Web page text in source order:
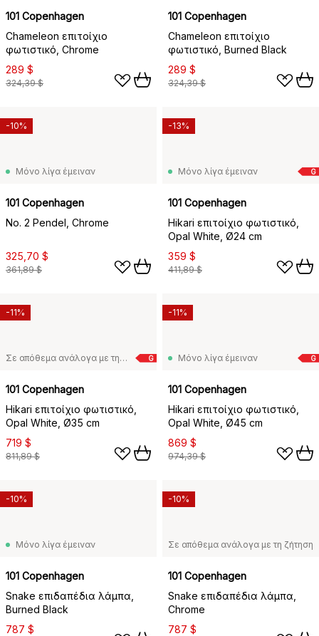
101 Copenhagen
Chameleon επιτοίχιο
φωτιστικό, Chrome
289 $
324,39 $
101 Copenhagen
Chameleon επιτοίχιο
φωτιστικό, Burned Black
289 $
324,39 $
Μόνο λίγα έμειναν
101 Copenhagen
No. 2 Pendel, Chrome
325,70 $
361,89 $
-10%
G
Μόνο λίγα έμειναν
101 Copenhagen
Hikari επιτοίχιο φωτιστικό,
Opal White, Ø24 cm
359 $
411,89 $
-13%
G
Σε απόθεμα ανάλογα με τη ζήτηση
101 Copenhagen
Hikari επιτοίχιο φωτιστικό,
Opal White, Ø35 cm
719 $
811,89 $
-11%
G
Μόνο λίγα έμειναν
101 Copenhagen
Hikari επιτοίχιο φωτιστικό,
Opal White, Ø45 cm
869 $
974,39 $
-11%
Μόνο λίγα έμειναν
101 Copenhagen
Snake επιδαπέδια λάμπα,
Burned Black
787 $
-10%
Σε απόθεμα ανάλογα με τη ζήτηση
101 Copenhagen
Snake επιδαπέδια λάμπα,
Chrome
787 $
-10%